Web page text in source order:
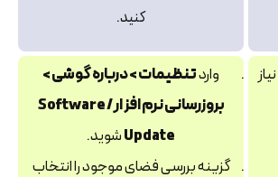
کنید.
واردتنظیمات > درباره گوشی >
بروزرسانی نرم‌ افزار / Software
Updateشوید.
گزینه بررسی فضای موجود را انتخاب